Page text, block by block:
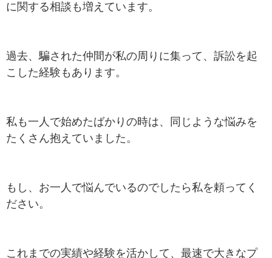
に関する相談も増えています。
過去、騙された仲間が私の周りに集って、訴訟を起
こした経験もあります。
私も一人で始めたばかりの時は、同じような悩みを
たくさん抱えていました。
もし、お一人で悩んでいるのでしたら私を頼ってく
ださい。
これまでの実績や経験を活かして、最速で大きなプ